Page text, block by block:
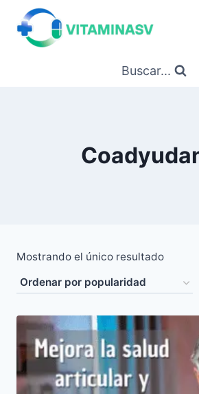
Saltar
contenido
Buscar...
Mostrando el único resultado